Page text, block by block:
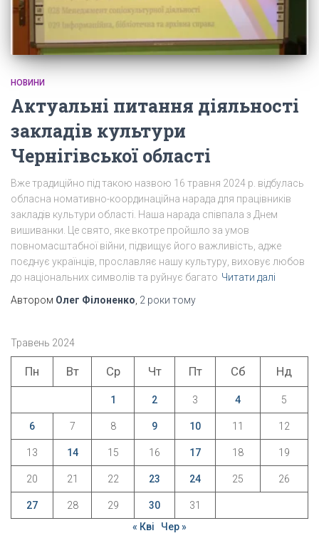
НОВИНИ
Актуальні питання діяльності
закладів культури
Чернігівської області
Вже традиційно під такою назвою 16 травня 2024 р. відбулась
обласна номативно-координаційна нарада для працівників
закладів культури області. Наша нарада співпала з Днем
вишиванки. Це свято, яке вкотре пройшло за умов
повномасштабної війни, підвищує його важливість, адже
поєднує українців, прославляє нашу культуру, виховує любов
до національних символів та руйнує багато Читати далі
Автором Олег Філоненко 2 роки тому
Травень 2024
Пн Вт Ср Чт Пт Сб Нд
1 2 3 4 5
6 7 8 9 10 11 12
13 14 15 16 17 18 19
20 21 22 23 24 25 26
27 28 29 30
31
« Кві
Чер »